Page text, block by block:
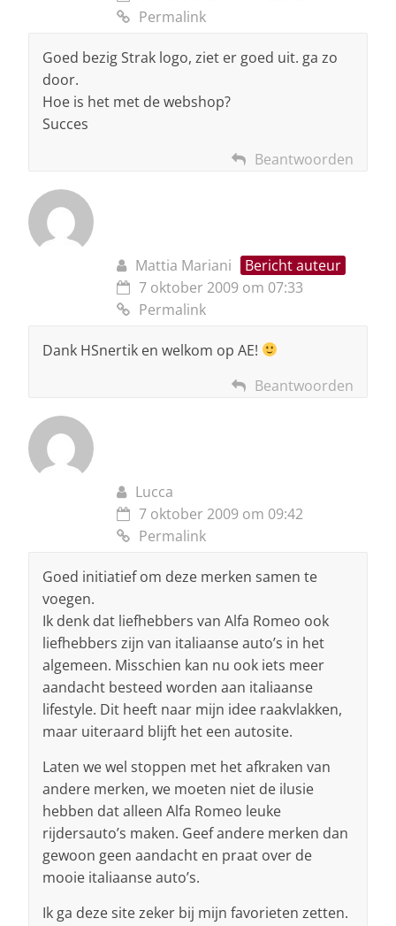
Permalink
Goed bezig Strak logo, ziet er goed uit. ga zo
door.
Hoe is het met de webshop?
Succes
Beantwoorden
Mattia Mariani
Bericht auteur
7 oktober 2009 om 07:33
Permalink
Dank HSnertik en welkom op AE!
Beantwoorden
Lucca
7 oktober 2009 om 09:42
Permalink
Goed initiatief om deze merken samen te
voegen.
Ik denk dat liefhebbers van Alfa Romeo ook
liefhebbers zijn van italiaanse auto’s in het
algemeen. Misschien kan nu ook iets meer
aandacht besteed worden aan italiaanse
lifestyle. Dit heeft naar mijn idee raakvlakken,
maar uiteraard blijft het een autosite.
Laten we wel stoppen met het afkraken van
andere merken, we moeten niet de ilusie
hebben dat alleen Alfa Romeo leuke
rijdersauto’s maken. Geef andere merken dan
gewoon geen aandacht en praat over de
mooie italiaanse auto’s.
Ik ga deze site zeker bij mijn favorieten zetten.